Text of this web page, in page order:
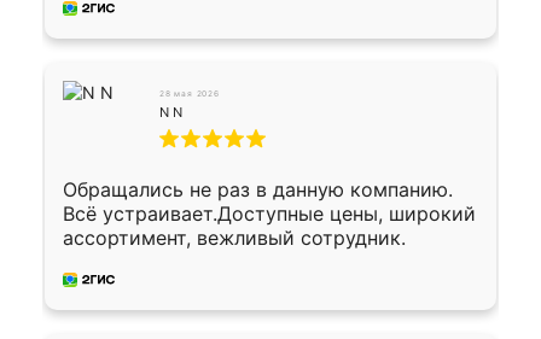
28 мая 2026
N N
Обращались не раз в данную компанию.
Всё устраивает.Доступные цены, широкий
ассортимент, вежливый сотрудник.